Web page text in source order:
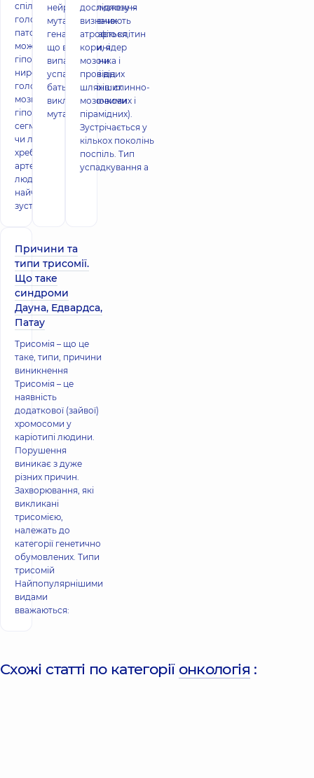
спільна та
головна риса
патології, це
може бути
гіпоплазія
нирок,
головного
мозку чи
гіпоплазія
сегмента правої
чи лівої
хребцевої
артерії. У
людини
найчастіше
зустріч
нейрофіброматозу –
мутації в певних
генах. Вважається,
що в половині
випадків вони
успадковані від
батьків, а в інших
викликані новими
мутац
дослідження
визначають
атрофію клітин
кори, ядер
мозочка і
провідних
шляхів: спинно-
мозочкових і
пірамідних).
Зустрічається у
кількох поколінь
поспіль. Тип
успадкування а
Причини та
типи трисомії.
Що таке
синдроми
Дауна, Едвардса,
Патау
Трисомія – що це
таке, типи, причини
виникнення
Трисомія – це
наявність
додаткової (зайвої)
хромосоми у
каріотипі людини.
Порушення
виникає з дуже
різних причин.
Захворювання, які
викликані
трисомією,
належать до
категорії генетично
обумовлених. Типи
трисомій
Найпопулярнішими
видами
вважаються:
Схожі статті по категорії онкологія :